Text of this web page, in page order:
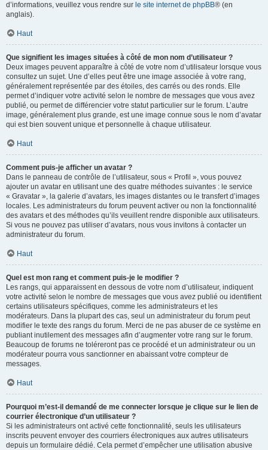
d’informations, veuillez vous rendre sur le site internet de phpBB® (en
anglais).
Haut
Que signifient les images situées à côté de mon nom d’utilisateur ?
Deux images peuvent apparaître à côté de votre nom d’utilisateur lorsque vous
consultez un sujet. Une d’elles peut être une image associée à votre rang,
généralement représentée par des étoiles, des carrés ou des ronds. Elle
permet d’indiquer votre activité selon le nombre de messages que vous avez
publié, ou permet de différencier votre statut particulier sur le forum. L’autre
image, généralement plus grande, est une image connue sous le nom d’avatar
qui est bien souvent unique et personnelle à chaque utilisateur.
Haut
Comment puis-je afficher un avatar ?
Dans le panneau de contrôle de l’utilisateur, sous « Profil », vous pouvez
ajouter un avatar en utilisant une des quatre méthodes suivantes : le service
« Gravatar », la galerie d’avatars, les images distantes ou le transfert d’images
locales. Les administrateurs du forum peuvent activer ou non la fonctionnalité
des avatars et des méthodes qu’ils veuillent rendre disponible aux utilisateurs.
Si vous ne pouvez pas utiliser d’avatars, nous vous invitons à contacter un
administrateur du forum.
Haut
Quel est mon rang et comment puis-je le modifier ?
Les rangs, qui apparaissent en dessous de votre nom d’utilisateur, indiquent
votre activité selon le nombre de messages que vous avez publié ou identifient
certains utilisateurs spécifiques, comme les administrateurs et les
modérateurs. Dans la plupart des cas, seul un administrateur du forum peut
modifier le texte des rangs du forum. Merci de ne pas abuser de ce système en
publiant inutilement des messages afin d’augmenter votre rang sur le forum.
Beaucoup de forums ne toléreront pas ce procédé et un administrateur ou un
modérateur pourra vous sanctionner en abaissant votre compteur de
messages.
Haut
Pourquoi m’est-il demandé de me connecter lorsque je clique sur le lien de
courrier électronique d’un utilisateur ?
Si les administrateurs ont activé cette fonctionnalité, seuls les utilisateurs
inscrits peuvent envoyer des courriers électroniques aux autres utilisateurs
depuis un formulaire dédié. Cela permet d’empêcher une utilisation abusive